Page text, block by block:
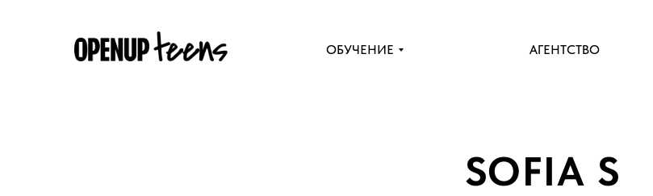
АГЕНТСТВО
ОБУЧЕНИЕ
SOFIA S